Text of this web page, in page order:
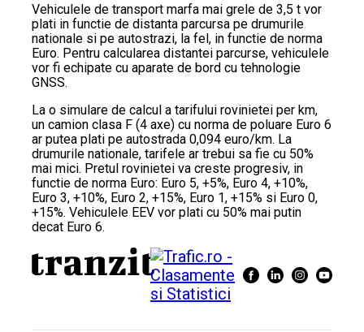
Vehiculele de transport marfa mai grele de 3,5 t vor
plati in functie de distanta parcursa pe drumurile
nationale si pe autostrazi, la fel, in functie de norma
Euro. Pentru calcularea distantei parcurse, vehiculele
vor fi echipate cu aparate de bord cu tehnologie
GNSS.
La o simulare de calcul a tarifului rovinietei per km,
un camion clasa F (4 axe) cu norma de poluare Euro 6
ar putea plati pe autostrada 0,094 euro/km. La
drumurile nationale, tarifele ar trebui sa fie cu 50%
mai mici. Pretul rovinietei va creste progresiv, in
functie de norma Euro: Euro 5, +5%, Euro 4, +10%,
Euro 3, +10%, Euro 2, +15%, Euro 1, +15% si Euro 0,
+15%. Vehiculele EEV vor plati cu 50% mai putin
decat Euro 6.